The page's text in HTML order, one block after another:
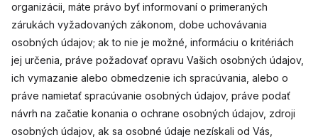
organizácii, máte právo byť informovaní o primeraných
zárukách vyžadovaných zákonom, dobe uchovávania
osobných údajov; ak to nie je možné, informáciu o kritériách
jej určenia, práve požadovať opravu Vašich osobných údajov,
ich vymazanie alebo obmedzenie ich spracúvania, alebo o
práve namietať spracúvanie osobných údajov, práve podať
návrh na začatie konania o ochrane osobných údajov, zdroji
osobných údajov, ak sa osobné údaje nezískali od Vás,